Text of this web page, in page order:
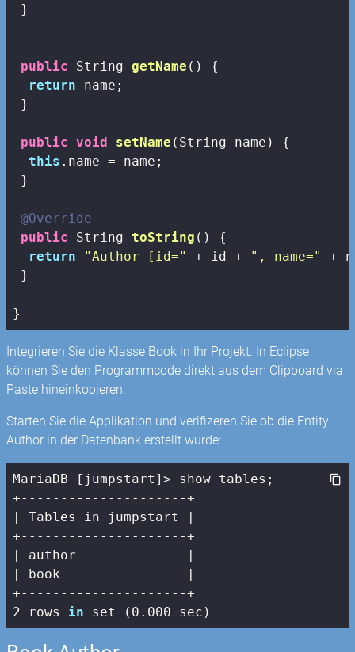
}
public String getName ()
{
return name;
}
public void setName (String name)
{
this .name = name;
}
@Override
public String toString ()
{
return
"Author [id=" + id + ", name="
+
}
}
Integrieren Sie die Klasse Book in Ihr Projekt. In Eclipse
können Sie den Programmcode direkt aus dem Clipboard via
Paste hineinkopieren.
Starten Sie die Applikation und verifizeren Sie ob die Entity
Author in der Datenbank erstellt wurde:
MariaDB [jumpstart]> show tables;
| Tables_in_jumpstart |
| author              |
| book                |
2 rows in set ( 0 . 000 sec)